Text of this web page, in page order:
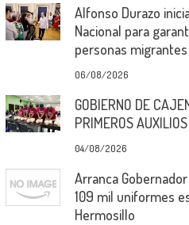
Alfonso Durazo
Nacional para
personas migrantes
06/08/2026
GOBIERNO DE
PRIMEROS
04/08/2026
Arranca
109 mil uniformes
Hermosillo